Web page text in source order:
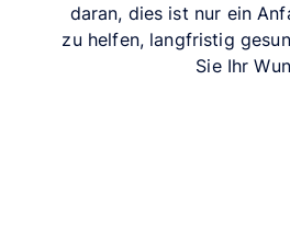
daran, dies ist nur ein
zu helfen, langfristig
Sie Ihr